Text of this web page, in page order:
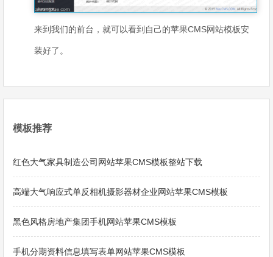
来到我们的前台，就可以看到自己的苹果CMS网站模板安
装好了。
模板推荐
红色大气家具制造公司网站苹果CMS模板整站下载
高端大气响应式单反相机摄影器材企业网站苹果CMS模板
黑色风格房地产集团手机网站苹果CMS模板
手机分期资料信息填写表单网站苹果CMS模板